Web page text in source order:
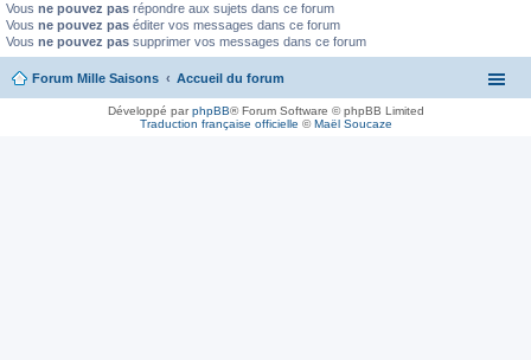
Vous ne pouvez pas répondre aux sujets dans ce forum
Vous ne pouvez pas éditer vos messages dans ce forum
Vous ne pouvez pas supprimer vos messages dans ce forum
Forum Mille Saisons Accueil du forum
Développé parphpBB® Forum Software © phpBB Limited
Traduction française officielle ©Maël Soucaze